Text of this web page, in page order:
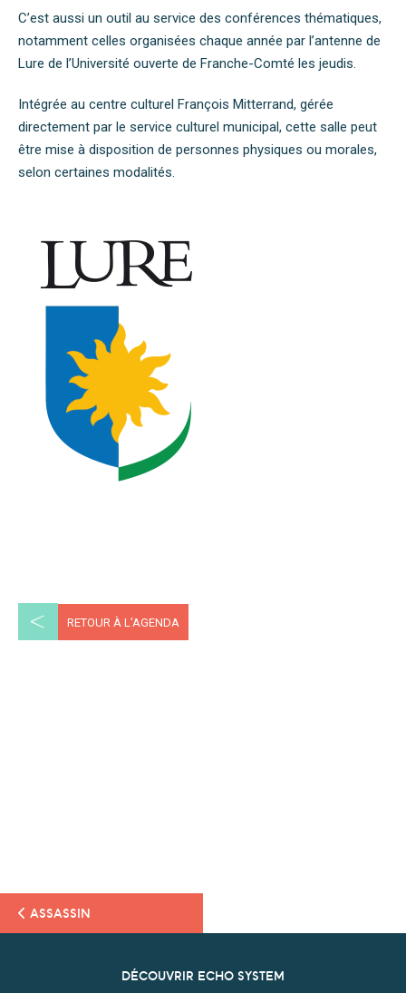
C’est aussi un outil au service des conférences thématiques,
notamment celles organisées chaque année par l’antenne de
Lure de l’Université ouverte de Franche-Comté les jeudis.
Intégrée au centre culturel François Mitterrand, gérée
directement par le service culturel municipal, cette salle peut
être mise à disposition de personnes physiques ou morales,
selon certaines modalités.
< RETOUR À L'AGENDA
ASSASSIN
DÉCOUVRIR ECHO SYSTEM